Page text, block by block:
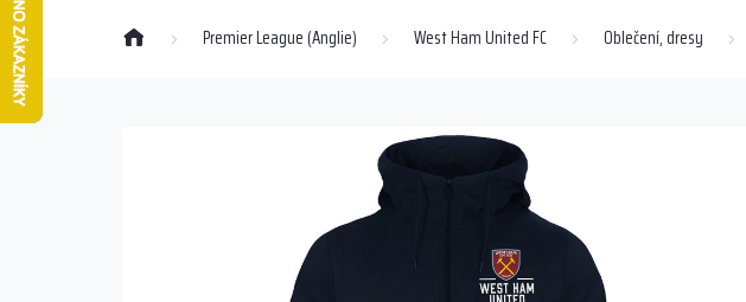
Domů Premier League (Anglie) West Ham United FC Oblečení, dresy